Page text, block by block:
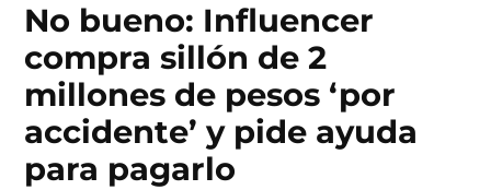
No bueno: Influencer
compra sillón de 2
millones de pesos ‘por
accidente’ y pide ayuda
para pagarlo